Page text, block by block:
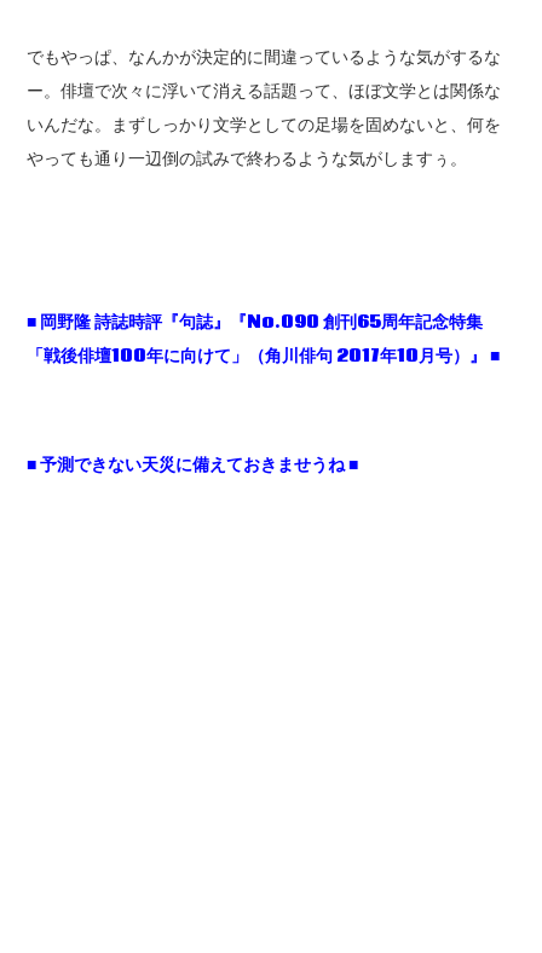
でもやっぱ、なんかが決定的に間違っているような気がするな
ー。俳壇で次々に浮いて消える話題って、ほぼ文学とは関係な
いんだな。まずしっかり文学としての足場を固めないと、何を
やっても通り一辺倒の試みで終わるような気がしますぅ。
■ 岡野隆詩誌時評『句誌』『No.090創刊65周年記念特集
「戦後俳壇100年に向けて」（角川俳句 2017年10月号）』 ■
■ 予測できない天災に備えておきませうね ■